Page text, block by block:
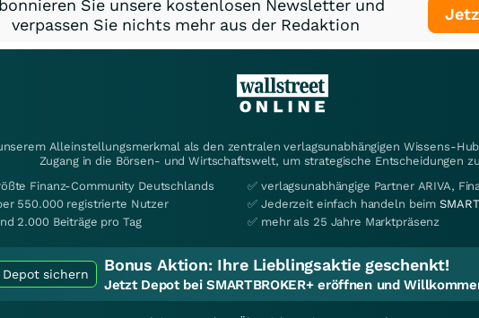
Sie unsere kostenlosen Newsletter und
verpassen Sie nichts mehr aus der Redaktion
Alleinstellungsmerkmal als den zentralen verlagsunabhängigen Wissens-
Zugang in die Börsen- und Wirtschaftswelt, um strategische Entscheidungen
Finanz-Community Deutschlands
550.000 registrierte Nutzer
2.000 Beiträge pro Tag
✅ verlagsunabhängige Partner ARIVA,
✅ Jederzeit einfach handeln beim
✅ mehr als 25 Jahre Marktpräsenz
sichern Bonus Aktion: Ihre Lieblingsaktie geschenkt!
Jetzt Depot bei SMARTBROKER+ eröffnen und